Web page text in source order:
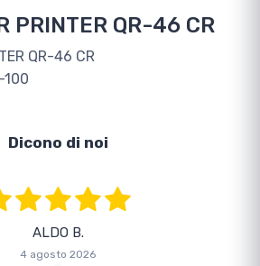
PRINTER QR-46 CR
QR-46 CR
100
Dicono di noi
ALDO B.
4 agosto 2026